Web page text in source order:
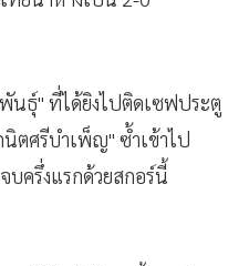
นธุ์" ที่ได้ยิงไปติดเซฟประตู
นิตศรีบำเพ็ญ" ซ้ำเข้าไป
ครึ่งแรกด้วยสกอร์นี้